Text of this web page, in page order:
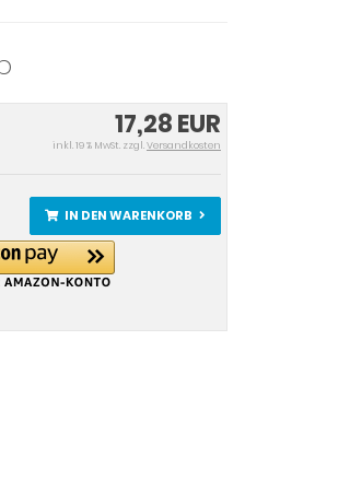
17,28 EUR
inkl. 19 % MwSt. zzgl.Versandkosten
IN DEN WARENKORB